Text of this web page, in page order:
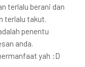
terlalu berani dan
terlalu takut.
penentu
anda.
yah :D